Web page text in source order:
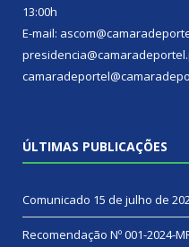
13:00h
E-mail:
ÚLTIMAS PUBLICAÇÕES
Comunicado 15 de julho de
Recomendação Nº 001-2024-